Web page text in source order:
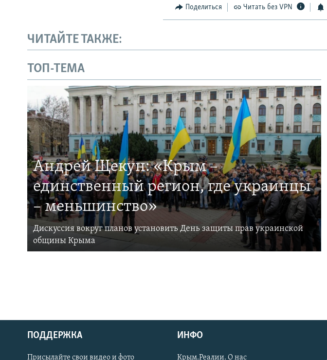
Українською
Поделиться Читать без VPN
ЧИТАЙТЕ ТАКЖЕ:
ТОП-ТЕМА
Андрей Щекун: «Крым –
единственный регион, где украинцы
– меньшинство»
Дискуссия вокруг планов установить День защиты прав украинской
общины Крыма
ПОДДЕРЖКА
Присылайте свои видео и фото
ИНФО
Крым.Реалии. О нас